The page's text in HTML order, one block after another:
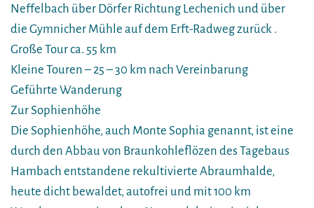
Neffelbach über Dörfer Richtung Lechenich und über
die Gymnicher Mühle auf dem Erft-Radweg zurück .
Große Tour ca. 55 km
Kleine Touren – 25 – 30 km nach Vereinbarung
Geführte Wanderung
Zur Sophienhöhe
Die Sophienhöhe, auch Monte Sophia genannt, ist eine
durch den Abbau von Braunkohleflözen des Tagebaus
Hambach entstandene rekultivierte Abraumhalde,
heute dicht bewaldet, autofrei und mit 100 km